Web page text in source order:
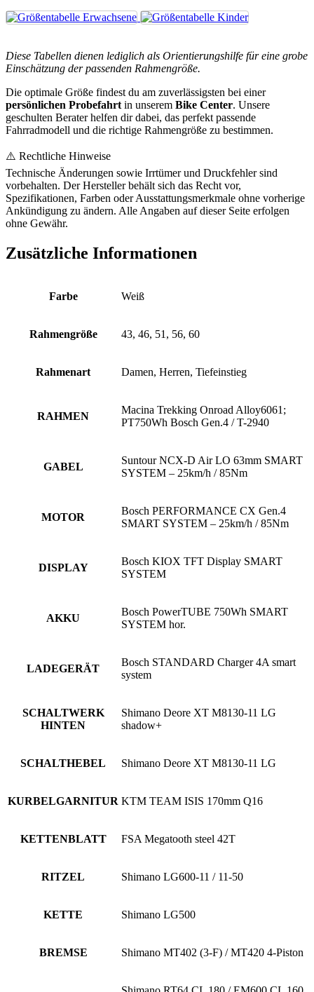
Diese Tabellen dienen lediglich als Orientierungshilfe für eine grobe
Einschätzung der passenden Rahmengröße.
Die optimale Größe findest du am zuverlässigsten bei einer
persönlichen Probefahrt in unserem Bike Center. Unsere
geschulten Berater helfen dir dabei, das perfekt passende
Fahrradmodell und die richtige Rahmengröße zu bestimmen.
⚠️ Rechtliche Hinweise
Technische Änderungen sowie Irrtümer und Druckfehler sind
vorbehalten. Der Hersteller behält sich das Recht vor,
Spezifikationen, Farben oder Ausstattungsmerkmale ohne vorherige
Ankündigung zu ändern. Alle Angaben auf dieser Seite erfolgen
ohne Gewähr.
Zusätzliche Informationen
Farbe Weiß
Rahmengröße 43, 46, 51, 56, 60
Rahmenart Damen, Herren, Tiefeinstieg
RAHMEN
Macina Trekking Onroad Alloy6061;
PT750Wh Bosch Gen.4 / T-2940
GABEL
Suntour NCX-D Air LO 63mm SMART
SYSTEM – 25km/h / 85Nm
MOTOR
Bosch PERFORMANCE CX Gen.4
SMART SYSTEM – 25km/h / 85Nm
DISPLAY
Bosch KIOX TFT Display SMART
SYSTEM
AKKU
Bosch PowerTUBE 750Wh SMART
SYSTEM hor.
LADEGERÄT
Bosch STANDARD Charger 4A smart
system
SCHALTWERK
HINTEN
Shimano Deore XT M8130-11 LG
shadow+
SCHALTHEBEL Shimano Deore XT M8130-11 LG
KURBELGARNITUR KTM TEAM ISIS 170mm Q16
KETTENBLATT FSA Megatooth steel 42T
RITZEL Shimano LG600-11 / 11-50
KETTE Shimano LG500
BREMSE Shimano MT402 (3-F) / MT420 4-Piston